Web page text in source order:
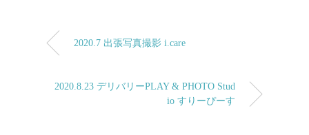
2020.7 出張写真撮影 i.care
2020.8.23 デリバリーPLAY & PHOTO Stud
io すりーぴーす